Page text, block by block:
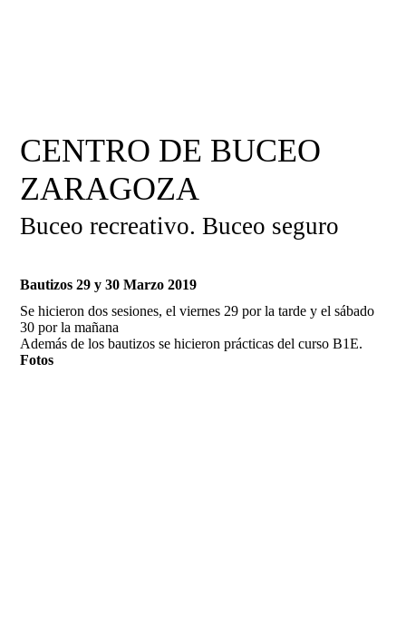
CENTRO DE BUCEO
ZARAGOZA
Buceo recreativo. Buceo seguro
Bautizos 29 y 30 Marzo 2019
Se hicieron dos sesiones, el viernes 29 por la tarde y el sábado
30 por la mañana
Además de los bautizos se hicieron prácticas del curso B1E.
Fotos